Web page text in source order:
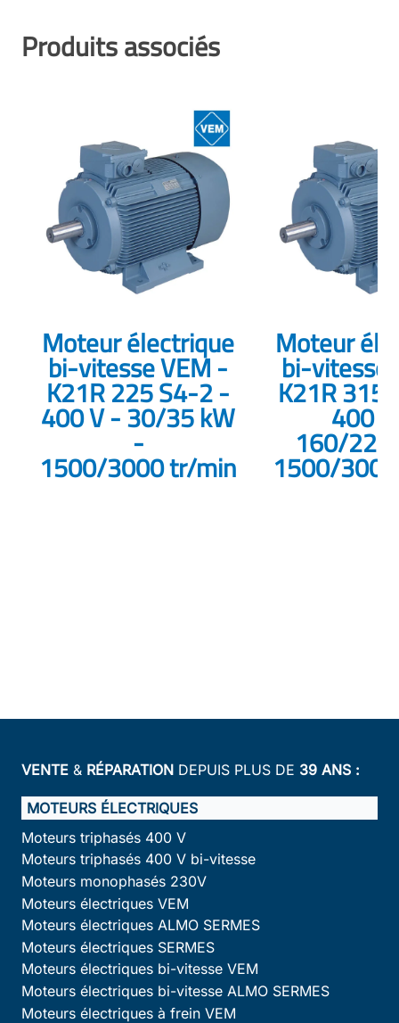
Produits associés
Moteur électrique
bi-vitesse VEM -
K21R 225 S4-2 -
400 V - 30/35 kW
-
1500/3000 tr/min
Moteur
bi-vitesse
K21R
400
160/
1500/
VENTE & RÉPARATION DEPUIS PLUS DE 39 ANS :
MOTEURS ÉLECTRIQUES
Moteurs triphasés 400 V
Moteurs triphasés 400 V bi-vitesse
Moteurs monophasés 230V
Moteurs électriques VEM
Moteurs électriques ALMO SERMES
Moteurs électriques SERMES
Moteurs électriques bi-vitesse VEM
Moteurs électriques bi-vitesse ALMO SERMES
Moteurs électriques à frein VEM